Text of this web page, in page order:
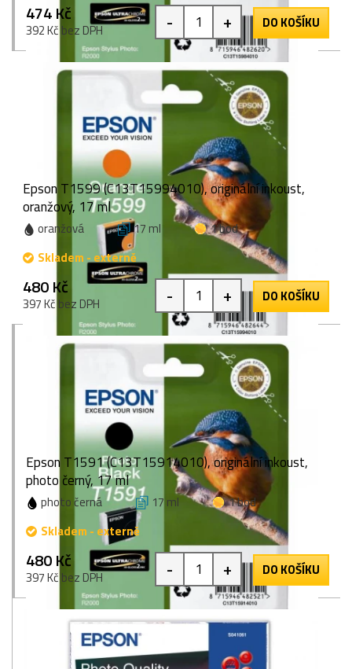
474 Kč
392 Kč bez DPH - + DO KOŠÍKU
Epson T1599 (C13T15994010), originální inkoust,
oranžový, 17 ml
oranžová 17 ml
1 bod
Skladem - externě
480 Kč
397 Kč bez DPH - + DO KOŠÍKU
Epson T1591 (C13T15914010), originální inkoust,
photo černý, 17 ml
photo černá 17 ml
1 bod
Skladem - externě
480 Kč
397 Kč bez DPH - + DO KOŠÍKU